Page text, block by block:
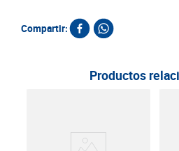
Compartir:
Productos